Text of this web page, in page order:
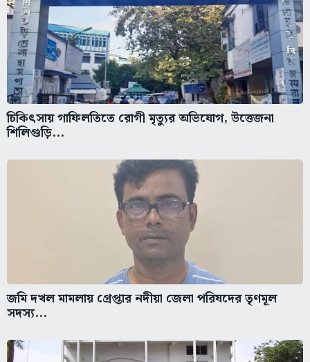
চিকিৎসায় গাফিলতিতে রোগী মৃত্যুর অভিযোগ, উত্তেজনা
শিলিগুড়ি...
জমি দখল মামলায় গ্রেপ্তার নদীয়া জেলা পরিষদের তৃণমূল
সদস্য...